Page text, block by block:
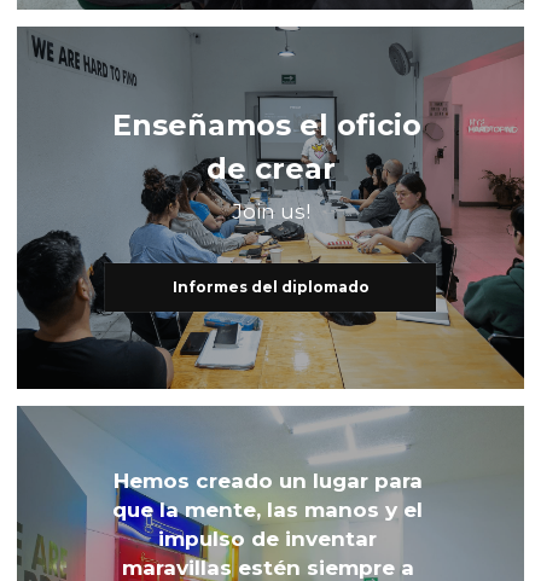
Enseñamos el oficio
de crear
Join us!
Informes del diplomado
Hemos creado un lugar para
que la mente, las manos y el
impulso de inventar
maravillas estén siempre a